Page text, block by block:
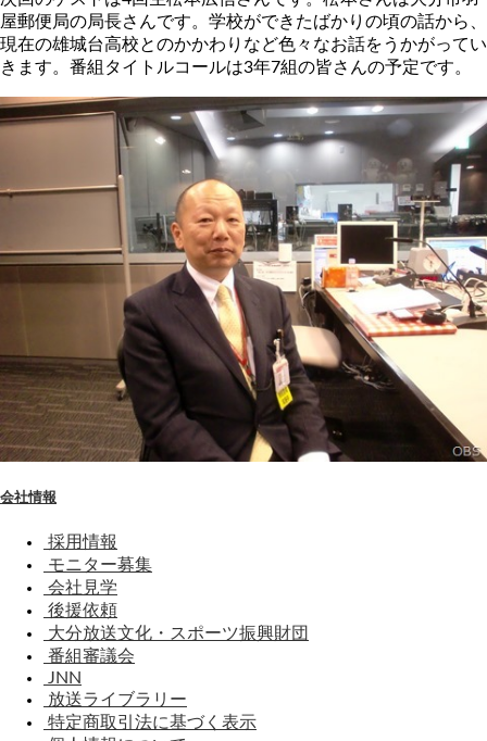
屋郵便局の局長さんです。学校ができたばかりの頃の話から、
現在の雄城台高校とのかかわりなど色々なお話をうかがってい
きます。番組タイトルコールは3年7組の皆さんの予定です。
会社情報
採用情報
モニター募集
会社見学
後援依頼
大分放送文化・スポーツ振興財団
番組審議会
JNN
放送ライブラリー
特定商取引法に基づく表示